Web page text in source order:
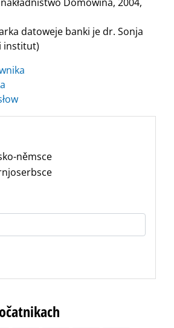
datoweje banki je dr. Sonja
institut)
němsce